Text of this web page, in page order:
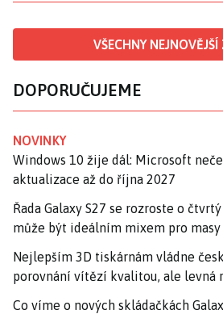
VŠECHNY
DOPORUČUJEME
NOVINKY
Windows 10 žije dál: Microsoft
aktualizace až do října 2027
Řada Galaxy S27 se rozroste o
může být ideálním mixem pro
Nejlepším 3D tiskárnám vládne
porovnání vítězí kvalitou, ale levná
Co víme o nových skládačkách